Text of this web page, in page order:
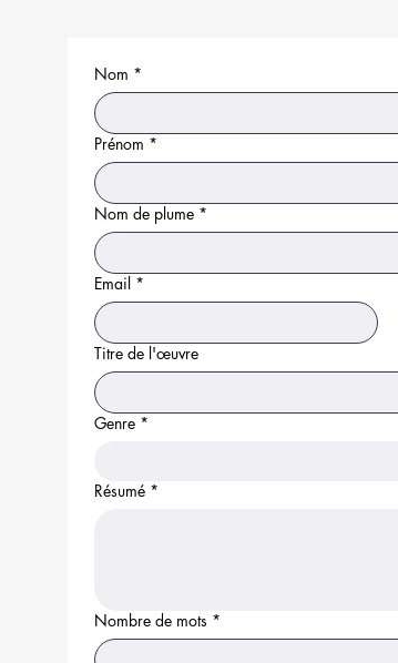
Nom *
Prénom *
Nom de plume *
Email *
Titre de l'œuvre
Genre *
Résumé *
Nombre de mots *